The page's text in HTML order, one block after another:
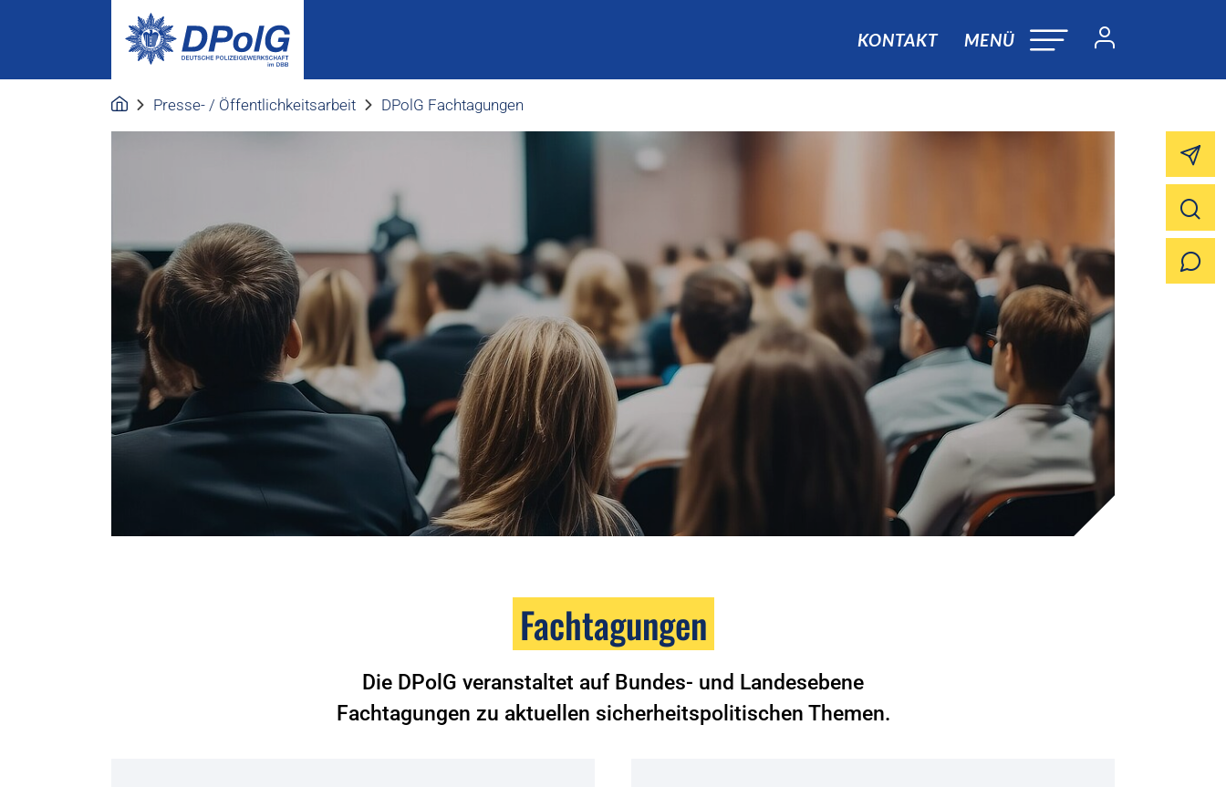
KONTAKT MENÜ
Presse- / Öffentlichkeitsarbeit DPolG Fachtagungen
Fachtagungen
Die DPolG veranstaltet auf Bundes- und Landesebene
Fachtagungen zu aktuellen sicherheitspolitischen Themen.